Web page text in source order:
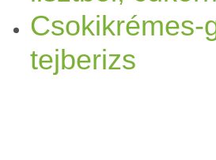
Csokikrémes-
tejberizs